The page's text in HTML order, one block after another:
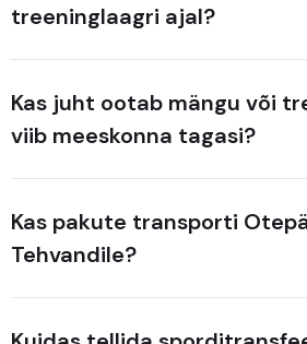
treeninglaagri ajal?
Kas juht ootab mängu või
viib meeskonna tagasi?
Kas pakute transporti
Tehvandile?